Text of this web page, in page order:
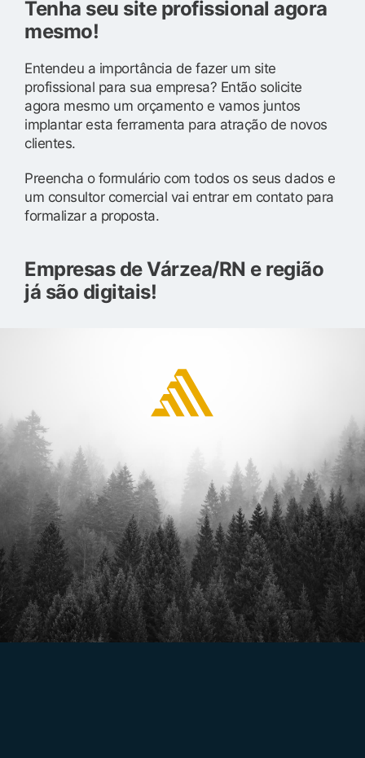
Tenha seu site profissional agora
mesmo!
Entendeu a importância de fazer um site
profissional para sua empresa? Então solicite
agora mesmo um orçamento e vamos juntos
implantar esta ferramenta para atração de novos
clientes.
Preencha o formulário com todos os seus dados e
um consultor comercial vai entrar em contato para
formalizar a proposta.
Empresas de Várzea/RN e região
já são digitais!